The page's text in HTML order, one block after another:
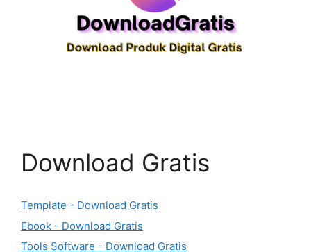
Download Gratis
Template - Download Gratis
Ebook - Download Gratis
Tools Software - Download Gratis